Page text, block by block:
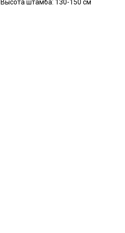
Высота штамба: 130-150 см